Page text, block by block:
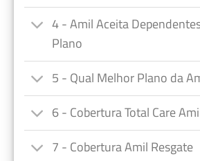
4 - Amil Aceita
Plano
5 - Qual Melhor Plano da
6 - Cobertura Total Care
7 - Cobertura Amil Resgate